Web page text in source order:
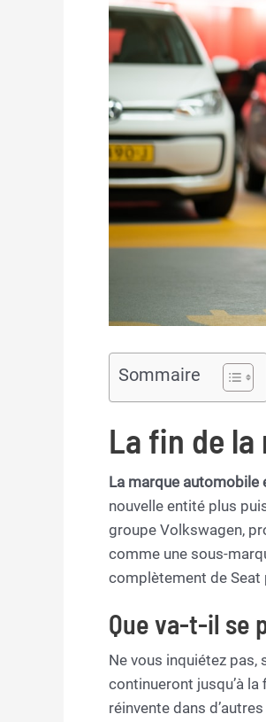
Sommaire
La fin de la
La marque automobile
nouvelle entité plus
groupe Volkswagen,
comme une sous-
complètement de Seat
Que va-t-il se
Ne vous inquiétez
continueront jusqu’à la
réinvente dans